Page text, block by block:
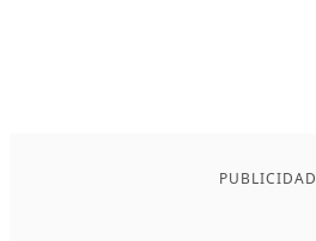
PUBLICIDAD